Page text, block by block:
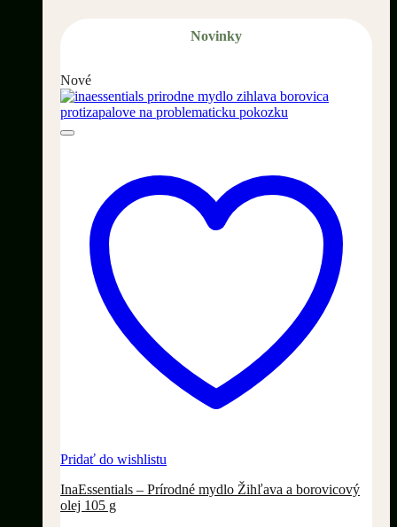
Novinky
Nové
Pridať do wishlistu
InaEssentials – Prírodné mydlo Žihľava a borovicový
olej 105 g